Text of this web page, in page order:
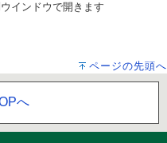
インドウで開きます
ページの先頭へ
へ